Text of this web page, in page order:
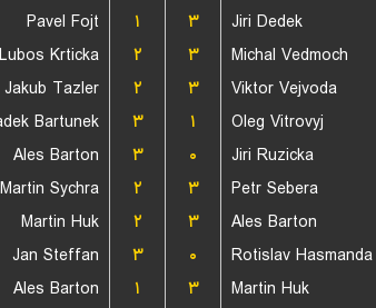
Pavel Fojt
۱ ۳ Jiri Dedek
Lubos Krticka
۲ ۳ Michal Vedmoch
Jakub Tazler
۲ ۳ Viktor Vejvoda
Bartunek
۳ ۱ Oleg Vitrovyj
Ales Barton
۳ ۰ Jiri Ruzicka
Martin Sychra
۲ ۳ Petr Sebera
Martin Huk
۲ ۳ Ales Barton
Jan Steffan
۳ ۰ Rotislav Hasmanda
Ales Barton
۱ ۳ Martin Huk